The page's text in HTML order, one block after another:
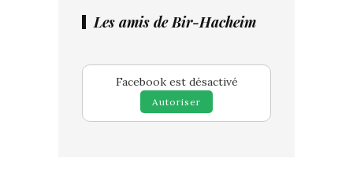
Les amis de Bir-Hacheim
Facebook est désactivé
Autoriser